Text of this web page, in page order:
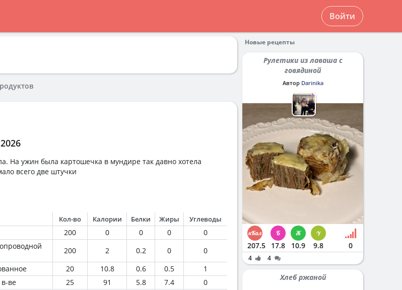
Войти
На ужин была картошечка в мундире так давно хотела
всего две штучки
Кол-во Калории Белки Жиры Углеводы
200 0 0 0
0
200 2 0.2 0
0
20 10.8 0.6 0.5
1
ве
25 91 5.8 7.4
0
Новые рецепты
Рулетики из лаваша с
говядиной
Автор Darinika
207.5 17.8 10.9 9.8 0
4 4
Хлеб ржаной